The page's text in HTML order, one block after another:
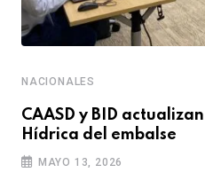
NACIONALES
CAASD y BID
Hídrica del embalse
MAYO 13, 2026